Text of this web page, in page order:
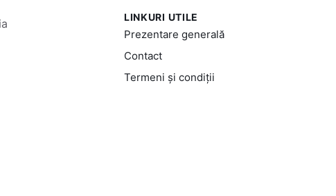
LINKURI UTILE
Prezentare generală
Contact
Termeni și condiții